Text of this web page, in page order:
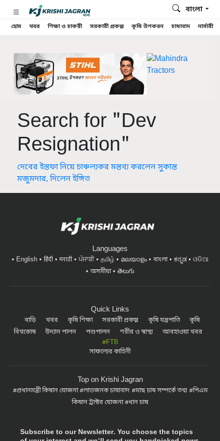
হোম খবর শিক্ষা ও চাকরী সরকারী প্রকল্প কৃষি উপকরন চাষাবাদ নার্সারী
বাংলা
Search for "Dev
Resignation"
দেবের ইস্তফা নিয়ে চাঞ্চল্যকর মন্তব্য করলেন সুকান্ত
মজুমদার, দিলেন ইঙ্গিত
Languages
English हिंदी मराठी ਪੰਜਾਬੀ தமிழ் മലയാളം বাংলা ಕನ್ನಡ
ଓଡିଆ
অসমীয়া
తెలుగు
Quick Links
বাড়ি খবর কৃষি শিক্ষা সরকারী প্রকল্প কৃষি যন্ত্রপাতি
কৃষি
বিশ্বকোষ
উদ্যান পালন পশুপালন শরীর ও স্বাস্থ্য
আবহাওয়া খবর
#FTB
সাফল্যের কাহিনী
Top on Krishi Jagran
প্রধানমন্ত্রী কিষান যোজনা লাভজনক চাষাবাদ মাছ চাষ সম্পর্কে তথ্য
পিএম
কিষান ট্রাক্টর যোজনা ধান চাষ
Subscribe to our Newsletter. You choose the topics